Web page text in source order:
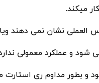
میکند.
العملی نشان نمی دهند
شود و عملکرد معمولی
و بطور مداوم ری